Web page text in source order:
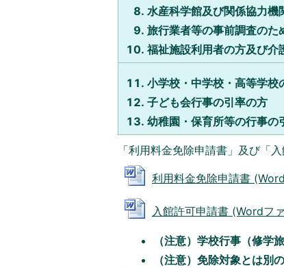
水産科学館及び関係協力機
旅行業者等の事前調査のた
福祉施設利用者の方及び介
小学校・中学校・高等学校
子ども会行事の引率の方
幼稚園・保育所等の行事の
「利用料金免除申請書」及び「
利用料金免除申請書
入館許可申請書 (Wordフ
（注意）学校行事（修学
（注意）免除対象とは別